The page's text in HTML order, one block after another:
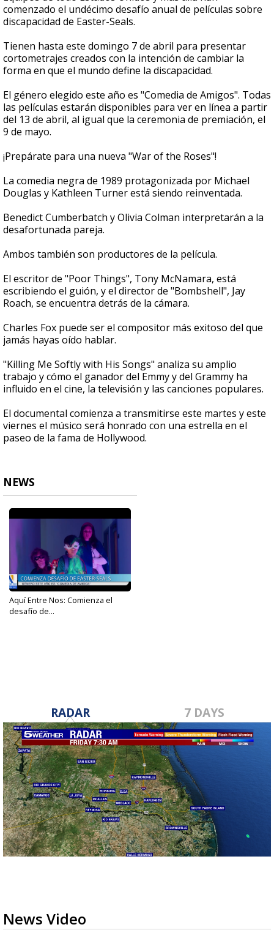
comenzado el undécimo desafío anual de películas sobre
discapacidad de Easter-Seals.
Tienen hasta este domingo 7 de abril para presentar
cortometrajes creados con la intención de cambiar la
forma en que el mundo define la discapacidad.
El género elegido este año es "Comedia de Amigos". Todas
las películas estarán disponibles para ver en línea a partir
del 13 de abril, al igual que la ceremonia de premiación, el
9 de mayo.
¡Prepárate para una nueva "War of the Roses"!
La comedia negra de 1989 protagonizada por Michael
Douglas y Kathleen Turner está siendo reinventada.
Benedict Cumberbatch y Olivia Colman interpretarán a la
desafortunada pareja.
Ambos también son productores de la película.
El escritor de "Poor Things", Tony McNamara, está
escribiendo el guión, y el director de "Bombshell", Jay
Roach, se encuentra detrás de la cámara.
Charles Fox puede ser el compositor más exitoso del que
jamás hayas oído hablar.
"Killing Me Softly with His Songs" analiza su amplio
trabajo y cómo el ganador del Emmy y del Grammy ha
influido en el cine, la televisión y las canciones populares.
El documental comienza a transmitirse este martes y este
viernes el músico será honrado con una estrella en el
paseo de la fama de Hollywood.
NEWS
Aquí Entre Nos: Comienza el
desafío de...
RADAR 7 DAYS
News Video